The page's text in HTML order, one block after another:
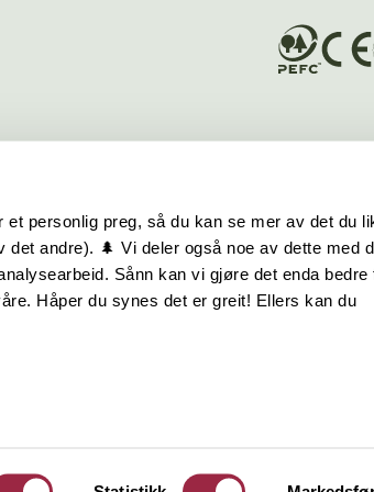
personlig preg, så du kan se mer av det du
andre). 🌲 Vi deler også noe av dette med
Sånn kan vi gjøre det enda bedre
Håper du synes det er greit! Ellers kan du
Hurtiglenker